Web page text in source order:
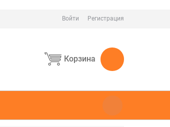
Войти Регистрация
Корзина